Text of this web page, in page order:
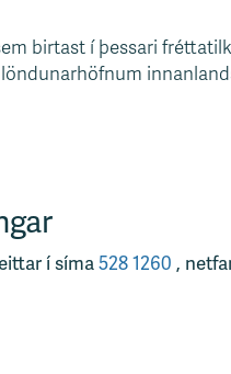
birtast í þessari
í síma528 1260 ,